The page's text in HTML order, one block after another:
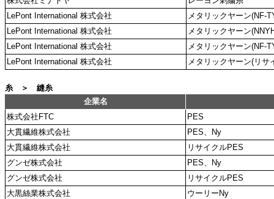
LePont International 株式会社
メタリックヤーン(NF-
LePont International 株式会社
メタリックヤーン
LePont International 株式会社
メタリックヤーン(NF-
LePont International 株式会社
メタリックヤーン(リサ
糸 ＞ 縫糸
企業名
株式会社FTC
PES
大貫繊維株式会社
PES、Ny
大貫繊維株式会社
リサイクルPES
グンゼ株式会社
PES、Ny
グンゼ株式会社
リサイクルPES
大黒絲業株式会社
ウーリーNy